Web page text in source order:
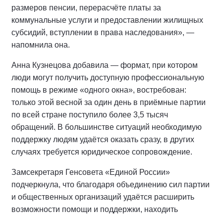
размеров пенсии, перерасчёте платы за
коммунальные услуги и предоставлении жилищных
субсидий, вступлении в права наследования», —
напомнила она.
Анна Кузнецова добавила — формат, при котором
люди могут получить доступную профессиональную
помощь в режиме «одного окна», востребован:
только этой весной за один день в приёмные партии
по всей стране поступило более 3,5 тысяч
обращений. В большинстве ситуаций необходимую
поддержку людям удаётся оказать сразу, в других
случаях требуется юридическое сопровождение.
Замсекретаря Генсовета «Единой России»
подчеркнула, что благодаря объединению сил партии
и общественных организаций удаётся расширить
возможности помощи и поддержки, находить